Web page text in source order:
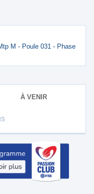
M - Poule 031 - Phase
À VENIR